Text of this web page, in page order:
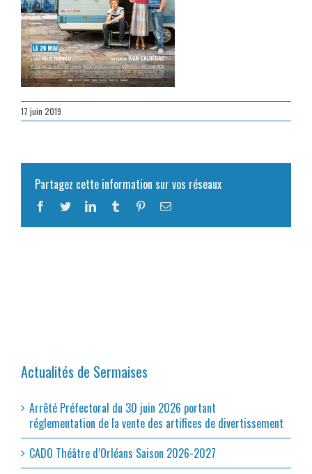
17 juin 2019
Partagez cette information sur vos réseaux
Facebook
TwitterLinkedInTumblr PinterestEmail
Actualités de Sermaises
Arrêté Préfectoral du 30 juin 2026 portant
réglementation de la vente des artifices de divertissement
CADO Théâtre d’Orléans Saison 2026-2027